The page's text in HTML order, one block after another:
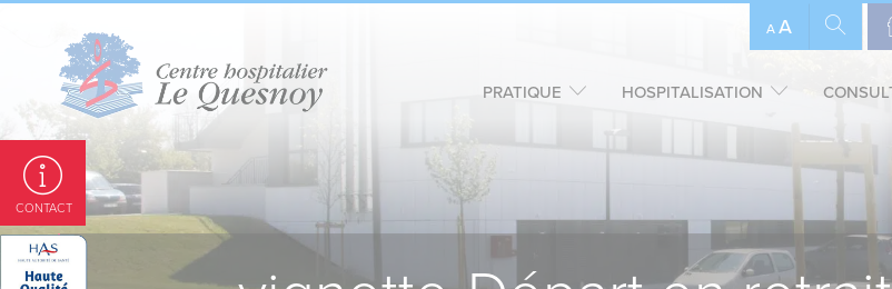
AA
PRATIQUE HOSPITALISATION
CONTACT